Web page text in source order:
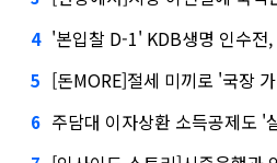
4 '본입찰 D-1' KDB생명 인수전,
5 [돈MORE]절세 미끼로 '국장
6 주담대 이자상환 소득공제도 '